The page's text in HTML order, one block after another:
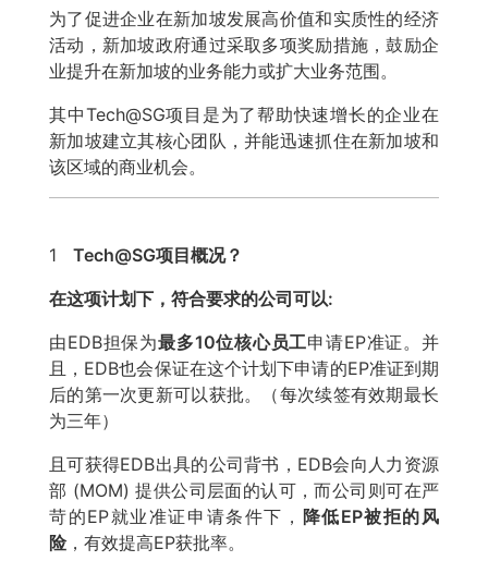
为了促进企业在新加坡发展高价值和实质性的经济
活动，新加坡政府通过采取多项奖励措施，鼓励企
业提升在新加坡的业务能力或扩大业务范围。
其中Tech@SG项目是为了帮助快速增长的企业在
新加坡建立其核心团队，并能迅速抓住在新加坡和
该区域的商业机会。
1 Tech@SG项目概况？
在这项计划下，符合要求的公司可以:
由EDB担保为最多10位核心员工申请EP准证。并
且，EDB也会保证在这个计划下申请的EP准证到期
后的第一次更新可以获批。（每次续签有效期最长
为三年）
且可获得EDB出具的公司背书，EDB会向人力资源
部 (MOM) 提供公司层面的认可，而公司则可在严
苛的EP就业准证申请条件下， 降低EP被拒的风
险，有效提高EP获批率。